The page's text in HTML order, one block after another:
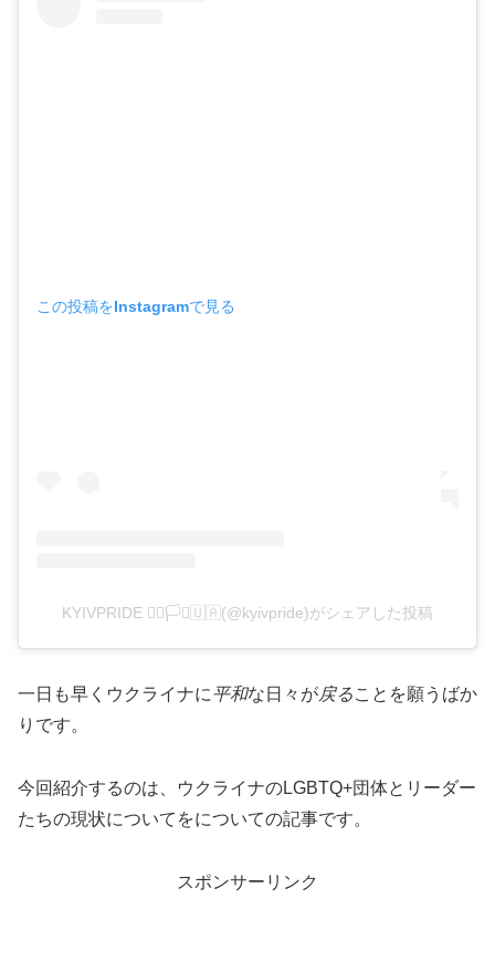
この投稿をInstagramで見る
KYIVPRIDE 🏳️‍🌈🏳️‍⚧️🇺🇦(@kyivpride)がシェアした投稿
一日も早くウクライナに平和な日々が戻ることを願うばか
りです。
今回紹介するのは、ウクライナのLGBTQ+団体とリーダー
たちの現状についてをについての記事です。
スポンサーリンク